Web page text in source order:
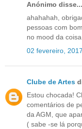
Anónimo disse...
ahahahah,
pessoas com
no mood da
02 fevereiro,
Clube de Artes
Estou chocada!
comentários de
da AGM, que
( sabe -se lá